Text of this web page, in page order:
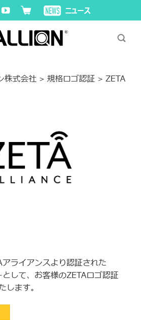
株式会社> 規格ロゴ認証> ZETA
ライアンスより認証された
して、お客様のZETAロゴ認証
します。